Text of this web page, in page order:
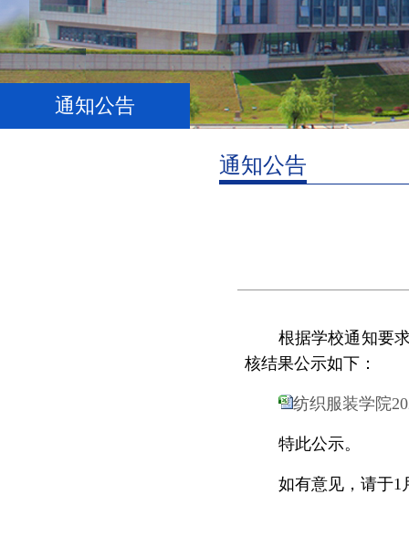
通知公告
通知公告
根据学校通知要
核结果公示如下：
纺织服装学院
特此公示。
如有意见，请于1